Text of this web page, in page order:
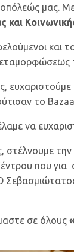
μας.
και
και
το
να
στέλνουμε την
που για
σε όλους